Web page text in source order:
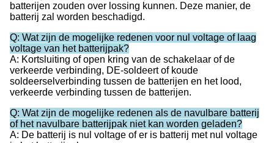
batterijen zouden over lossing kunnen. Deze manier, de
batterij zal worden beschadigd.
Q: Wat zijn de mogelijke redenen voor nul voltage of laag
voltage van het batterijpak?
A: Kortsluiting of open kring van de schakelaar of de
verkeerde verbinding, DE-soldeert of koude
soldeerselverbinding tussen de batterijen en het lood,
verkeerde verbinding tussen de batterijen.
Q: Wat zijn de mogelijke redenen als de navulbare batterij
of het navulbare batterijpak niet kan worden geladen?
A: De batterij is nul voltage of er is batterij met nul voltage